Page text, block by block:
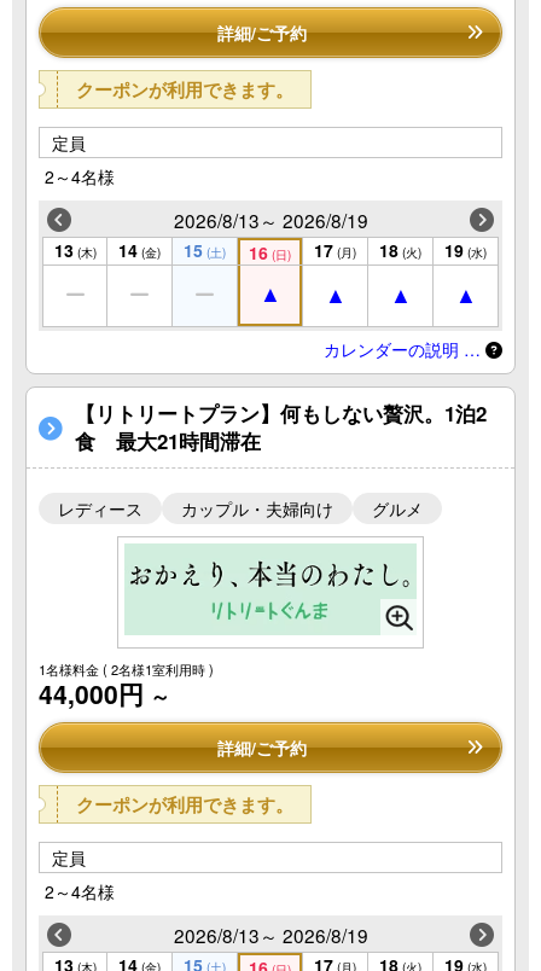
詳細/ご予約
クーポンが利用できます。
定員
2～4名様
2026/8/13～ 2026/8/19
13 (木) 14 (金) 15 (土) 16 (日) 17 (月) 18 (火) 19 (水)
カレンダーの説明 …
【リトリートプラン】何もしない贅沢。1泊2
食 最大21時間滞在
レディース カップル・夫婦向け グルメ
1名様料金( 2名様1室利用時 )
44,000円 ～
詳細/ご予約
クーポンが利用できます。
定員
2～4名様
2026/8/13～ 2026/8/19
13 (木) 14 (金) 15 (土) 17 (月) 18 (火) 19 (水)